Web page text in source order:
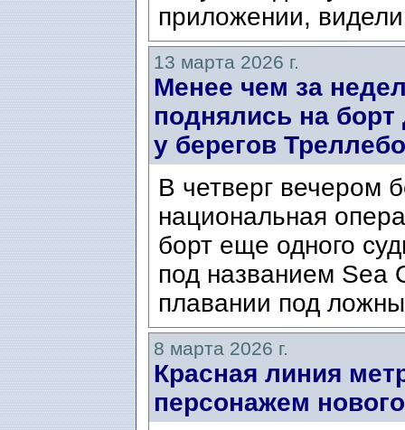
приложении,
13 марта 2026 г.
Менее чем за
поднялись на
у берегов
В четверг вечером
национальная
борт еще одного
под названием Sea
плавании под
8 марта 2026 г.
Красная линия
персонажем